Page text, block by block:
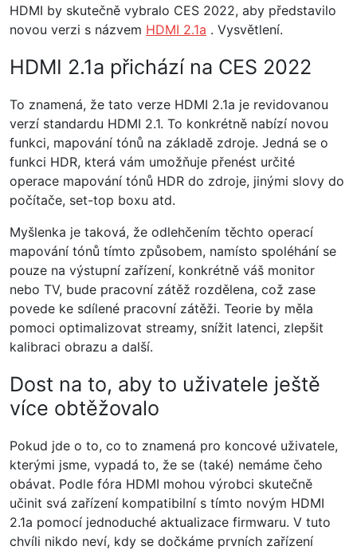
HDMI by skutečně vybralo CES 2022, aby představilo
novou verzi s názvem HDMI 2.1a . Vysvětlení.
HDMI 2.1a přichází na CES 2022
To znamená, že tato verze HDMI 2.1a je revidovanou
verzí standardu HDMI 2.1. To konkrétně nabízí novou
funkci, mapování tónů na základě zdroje. Jedná se o
funkci HDR, která vám umožňuje přenést určité
operace mapování tónů HDR do zdroje, jinými slovy do
počítače, set-top boxu atd.
Myšlenka je taková, že odlehčením těchto operací
mapování tónů tímto způsobem, namísto spoléhání se
pouze na výstupní zařízení, konkrétně váš monitor
nebo TV, bude pracovní zátěž rozdělena, což zase
povede ke sdílené pracovní zátěži. Teorie by měla
pomoci optimalizovat streamy, snížit latenci, zlepšit
kalibraci obrazu a další.
Dost na to, aby to uživatele ještě
více obtěžovalo
Pokud jde o to, co to znamená pro koncové uživatele,
kterými jsme, vypadá to, že se (také) nemáme čeho
obávat. Podle fóra HDMI mohou výrobci skutečně
učinit svá zařízení kompatibilní s tímto novým HDMI
2.1a pomocí jednoduché aktualizace firmwaru. V tuto
chvíli nikdo neví, kdy se dočkáme prvních zařízení